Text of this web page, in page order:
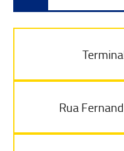
Rua